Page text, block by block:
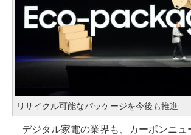
リサイクル可能なパッケージを今後も推進
デジタル家電の業界も、カーボンニュ